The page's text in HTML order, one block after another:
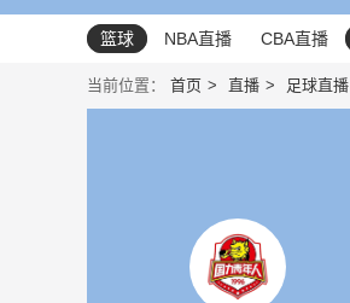
篮球 NBA直播 CBA直播
当前位置： 首页 直播 足球直播